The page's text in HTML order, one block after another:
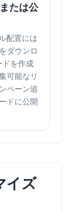
たは公
配置には
ダウンロ
ドを作成
可能なリ
ペーン追
ドに公開
イズ